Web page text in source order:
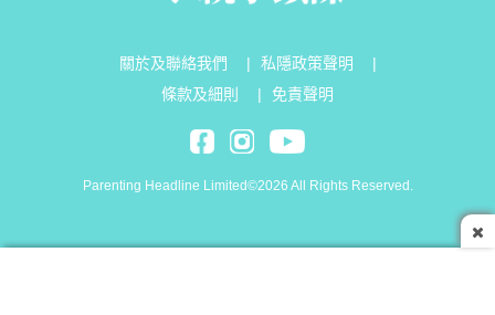
關於及聯絡我們 私隱政策聲明
條款及細則
免責聲明
Parenting Headline Limited©2026 All Rights Reserved.